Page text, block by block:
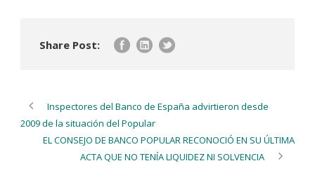
Share Post:
Inspectores del Banco de España advirtieron desde
2009 de la situación del Popular
EL CONSEJO DE BANCO POPULAR RECONOCIÓ EN SU ÚLTIMA
ACTA QUE NO TENÍA LIQUIDEZ NI SOLVENCIA